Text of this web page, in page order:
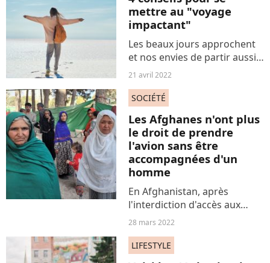
mettre au "voyage
impactant"
Les beaux jours approchent
et nos envies de partir aussi.
Mais voilà, voyager - surtout
en confrontation avec nos
convictions. Comment faire
pour découvrir...
21 avril 2022
SOCIÉTÉ
Les Afghanes n'ont plus
le droit de prendre
l'avion sans être
accompagnées d'un
homme
En Afghanistan, après
l'interdiction d'accès aux
collèges et lycées aux
possibilité de voyager seule
en avion qui est retirée aux
28 mars 2022
LIFESTYLE